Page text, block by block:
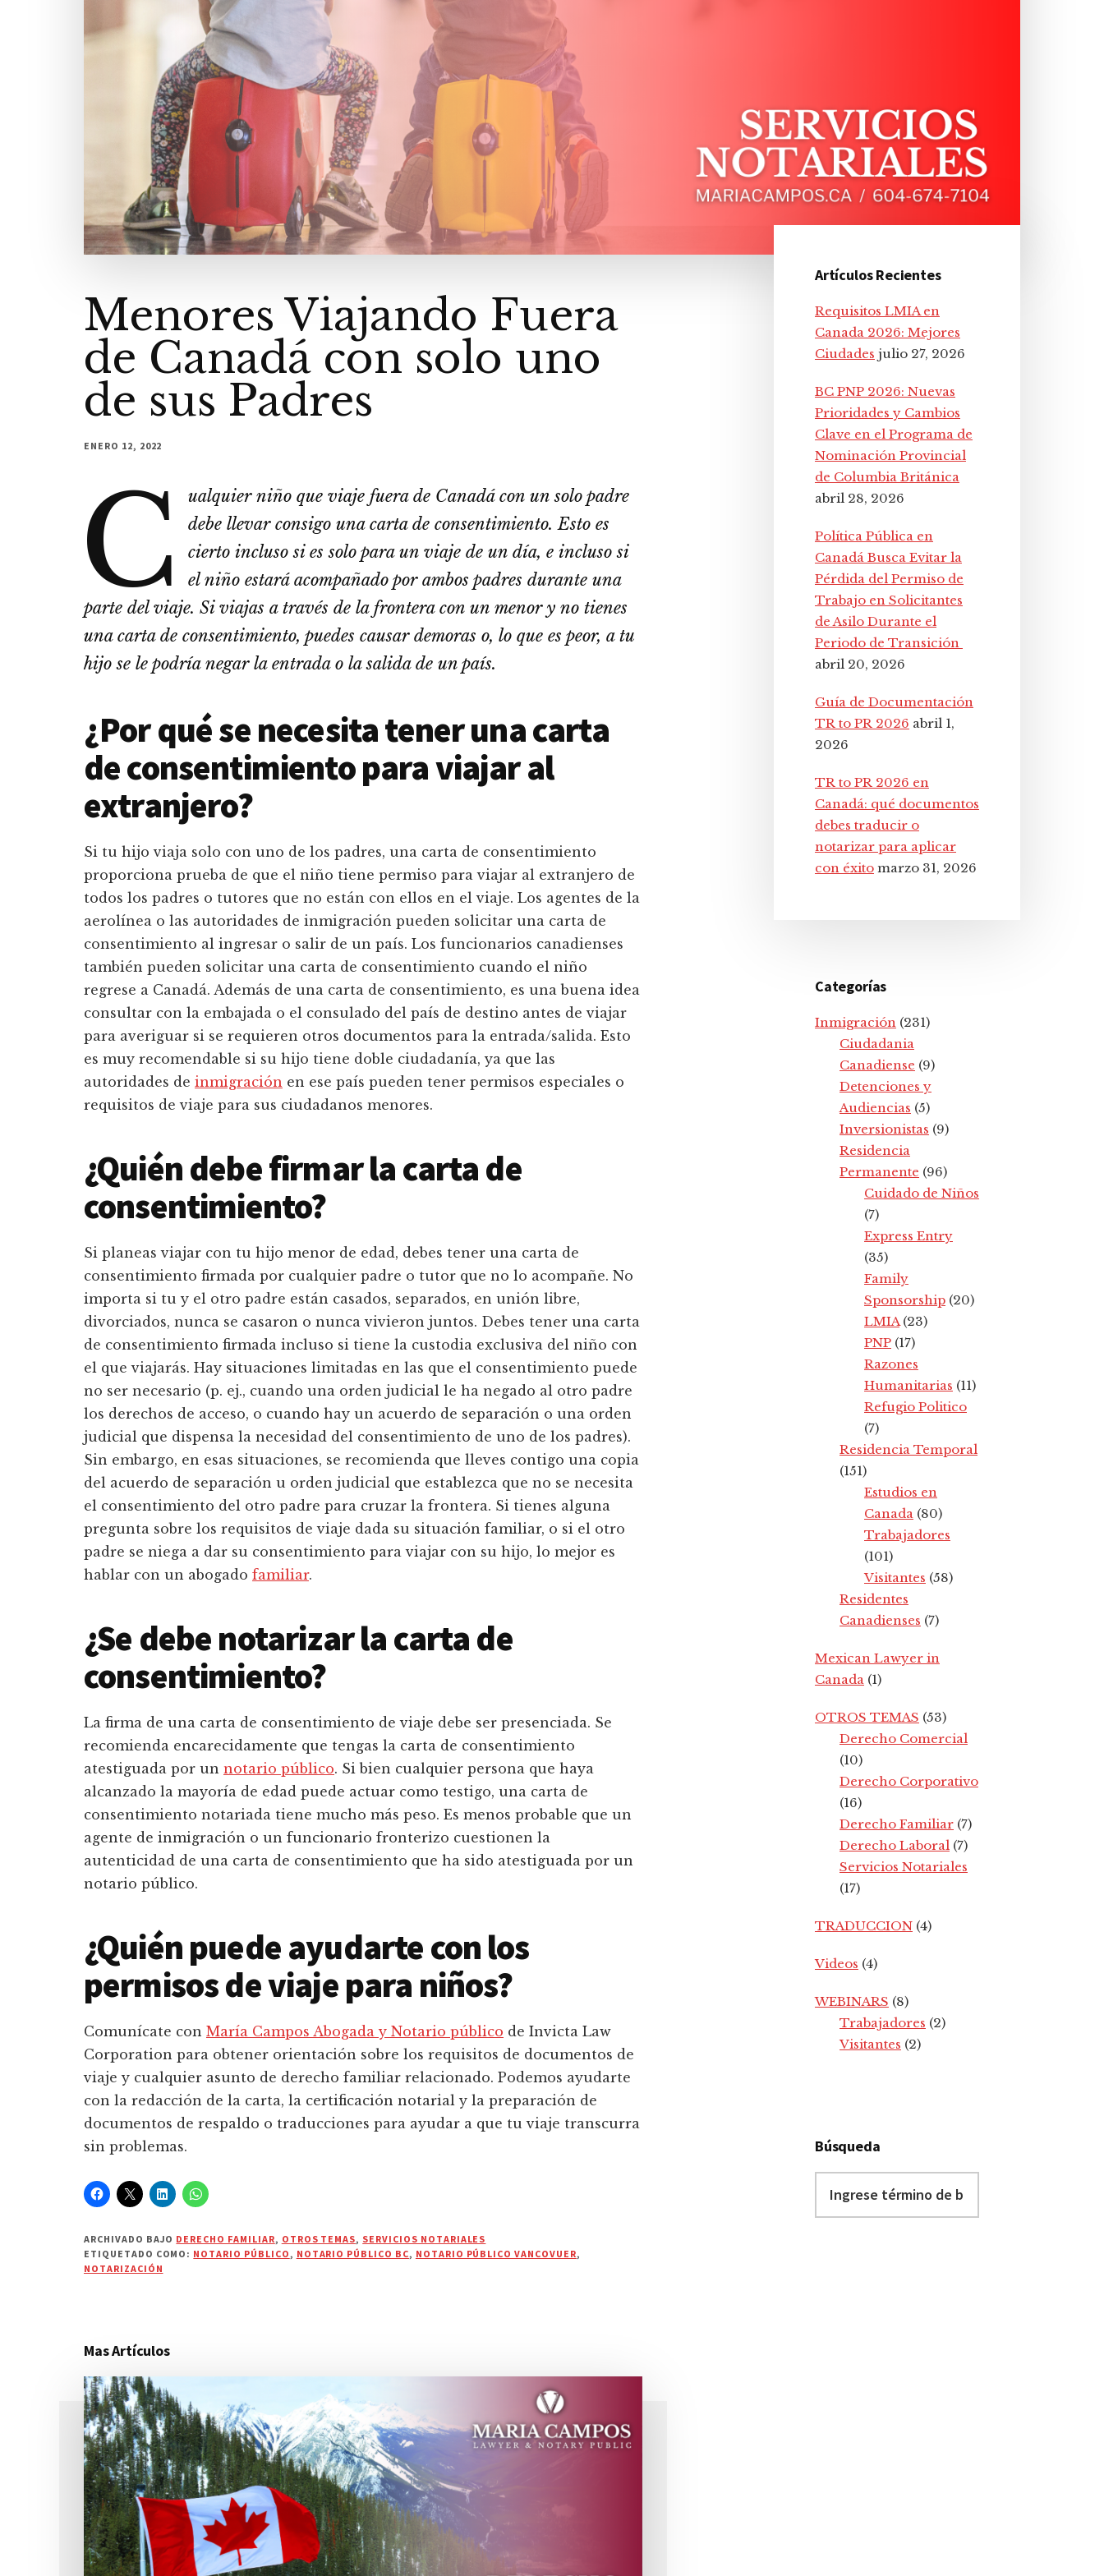
Menores Viajando Fuera
de Canadá con solo uno
de sus Padres
ENERO 12, 2022
C
ualquier niño que viaje fuera de Canadá con un solo padre
debe llevar consigo una carta de consentimiento. Esto es
cierto incluso si es solo para un viaje de un día, e incluso si
el niño estará acompañado por ambos padres durante una
parte del viaje. Si viajas a través de la frontera con un menor y no tienes
una carta de consentimiento, puedes causar demoras o, lo que es peor, a tu
hijo se le podría negar la entrada o la salida de un país.
¿Por qué se necesita tener una carta
de consentimiento para viajar al
extranjero?
Si tu hijo viaja solo con uno de los padres, una carta de consentimiento
proporciona prueba de que el niño tiene permiso para viajar al extranjero de
todos los padres o tutores que no están con ellos en el viaje. Los agentes de la
aerolínea o las autoridades de inmigración pueden solicitar una carta de
consentimiento al ingresar o salir de un país. Los funcionarios canadienses
también pueden solicitar una carta de consentimiento cuando el niño
regrese a Canadá. Además de una carta de consentimiento, es una buena idea
consultar con la embajada o el consulado del país de destino antes de viajar
para averiguar si se requieren otros documentos para la entrada/salida. Esto
es muy recomendable si su hijo tiene doble ciudadanía, ya que las
autoridades de inmigración en ese país pueden tener permisos especiales o
requisitos de viaje para sus ciudadanos menores.
¿Quién debe firmar la carta de
consentimiento?
Si planeas viajar con tu hijo menor de edad, debes tener una carta de
consentimiento firmada por cualquier padre o tutor que no lo acompañe. No
importa si tu y el otro padre están casados, separados, en unión libre,
divorciados, nunca se casaron o nunca vivieron juntos. Debes tener una carta
de consentimiento firmada incluso si tiene la custodia exclusiva del niño con
el que viajarás. Hay situaciones limitadas en las que el consentimiento puede
no ser necesario (p. ej., cuando una orden judicial le ha negado al otro padre
los derechos de acceso, o cuando hay un acuerdo de separación o una orden
judicial que dispensa la necesidad del consentimiento de uno de los padres).
Sin embargo, en esas situaciones, se recomienda que lleves contigo una copia
del acuerdo de separación u orden judicial que establezca que no se necesita
el consentimiento del otro padre para cruzar la frontera. Si tienes alguna
pregunta sobre los requisitos de viaje dada su situación familiar, o si el otro
padre se niega a dar su consentimiento para viajar con su hijo, lo mejor es
hablar con un abogado familiar.
¿Se debe notarizar la carta de
consentimiento?
La firma de una carta de consentimiento de viaje debe ser presenciada. Se
recomienda encarecidamente que tengas la carta de consentimiento
atestiguada por un notario público. Si bien cualquier persona que haya
alcanzado la mayoría de edad puede actuar como testigo, una carta de
consentimiento notariada tiene mucho más peso. Es menos probable que un
agente de inmigración o un funcionario fronterizo cuestionen la
autenticidad de una carta de consentimiento que ha sido atestiguada por un
notario público.
¿Quién puede ayudarte con los
permisos de viaje para niños?
Comunícate con María Campos Abogada y Notario público de Invicta Law
Corporation para obtener orientación sobre los requisitos de documentos de
viaje y cualquier asunto de derecho familiar relacionado. Podemos ayudarte
con la redacción de la carta, la certificación notarial y la preparación de
documentos de respaldo o traducciones para ayudar a que tu viaje transcurra
sin problemas.
ARCHIVADO BAJO DERECHO FAMILIAR, OTROS TEMAS, SERVICIOS NOTARIALES
ETIQUETADO COMO: NOTARIO PÚBLICO , NOTARIO PÚBLICO BC, NOTARIO PÚBLICO VANCOVUER,
NOTARIZACIÓN
Mas Artículos
Barra
lateral
principal
Artículos Recientes
Requisitos LMIA en
Canada 2026: Mejores
Ciudades julio 27, 2026
BC PNP 2026: Nuevas
Prioridades y Cambios
Clave en el Programa de
Nominación Provincial
de Columbia Británica
abril 28, 2026
Política Pública en
Canadá Busca Evitar la
Pérdida del Permiso de
Trabajo en Solicitantes
de Asilo Durante el
Periodo de Transición
abril 20, 2026
Guía de Documentación
TR to PR 2026 abril 1,
2026
TR to PR 2026 en
Canadá: qué documentos
debes traducir o
notarizar para aplicar
con éxito marzo 31, 2026
Categorías
Inmigración (231)
Ciudadania
Canadiense (9)
Detenciones y
Audiencias (5)
Inversionistas (9)
Residencia
Permanente (96)
Cuidado de Niños
(7)
Express Entry
(35)
Family
Sponsorship (20)
LMIA (23)
PNP (17)
Razones
Humanitarias (11)
Refugio Politico
(7)
Residencia Temporal
(151)
Estudios en
Canada (80)
Trabajadores
(101)
Visitantes (58)
Residentes
Canadienses (7)
Mexican Lawyer in
Canada (1)
OTROS TEMAS (53)
Derecho Comercial
(10)
Derecho Corporativo
(16)
Derecho Familiar (7)
Derecho Laboral (7)
Servicios Notariales
(17)
TRADUCCION (4)
Videos (4)
WEBINARS (8)
Trabajadores (2)
Visitantes (2)
Búsqueda
término